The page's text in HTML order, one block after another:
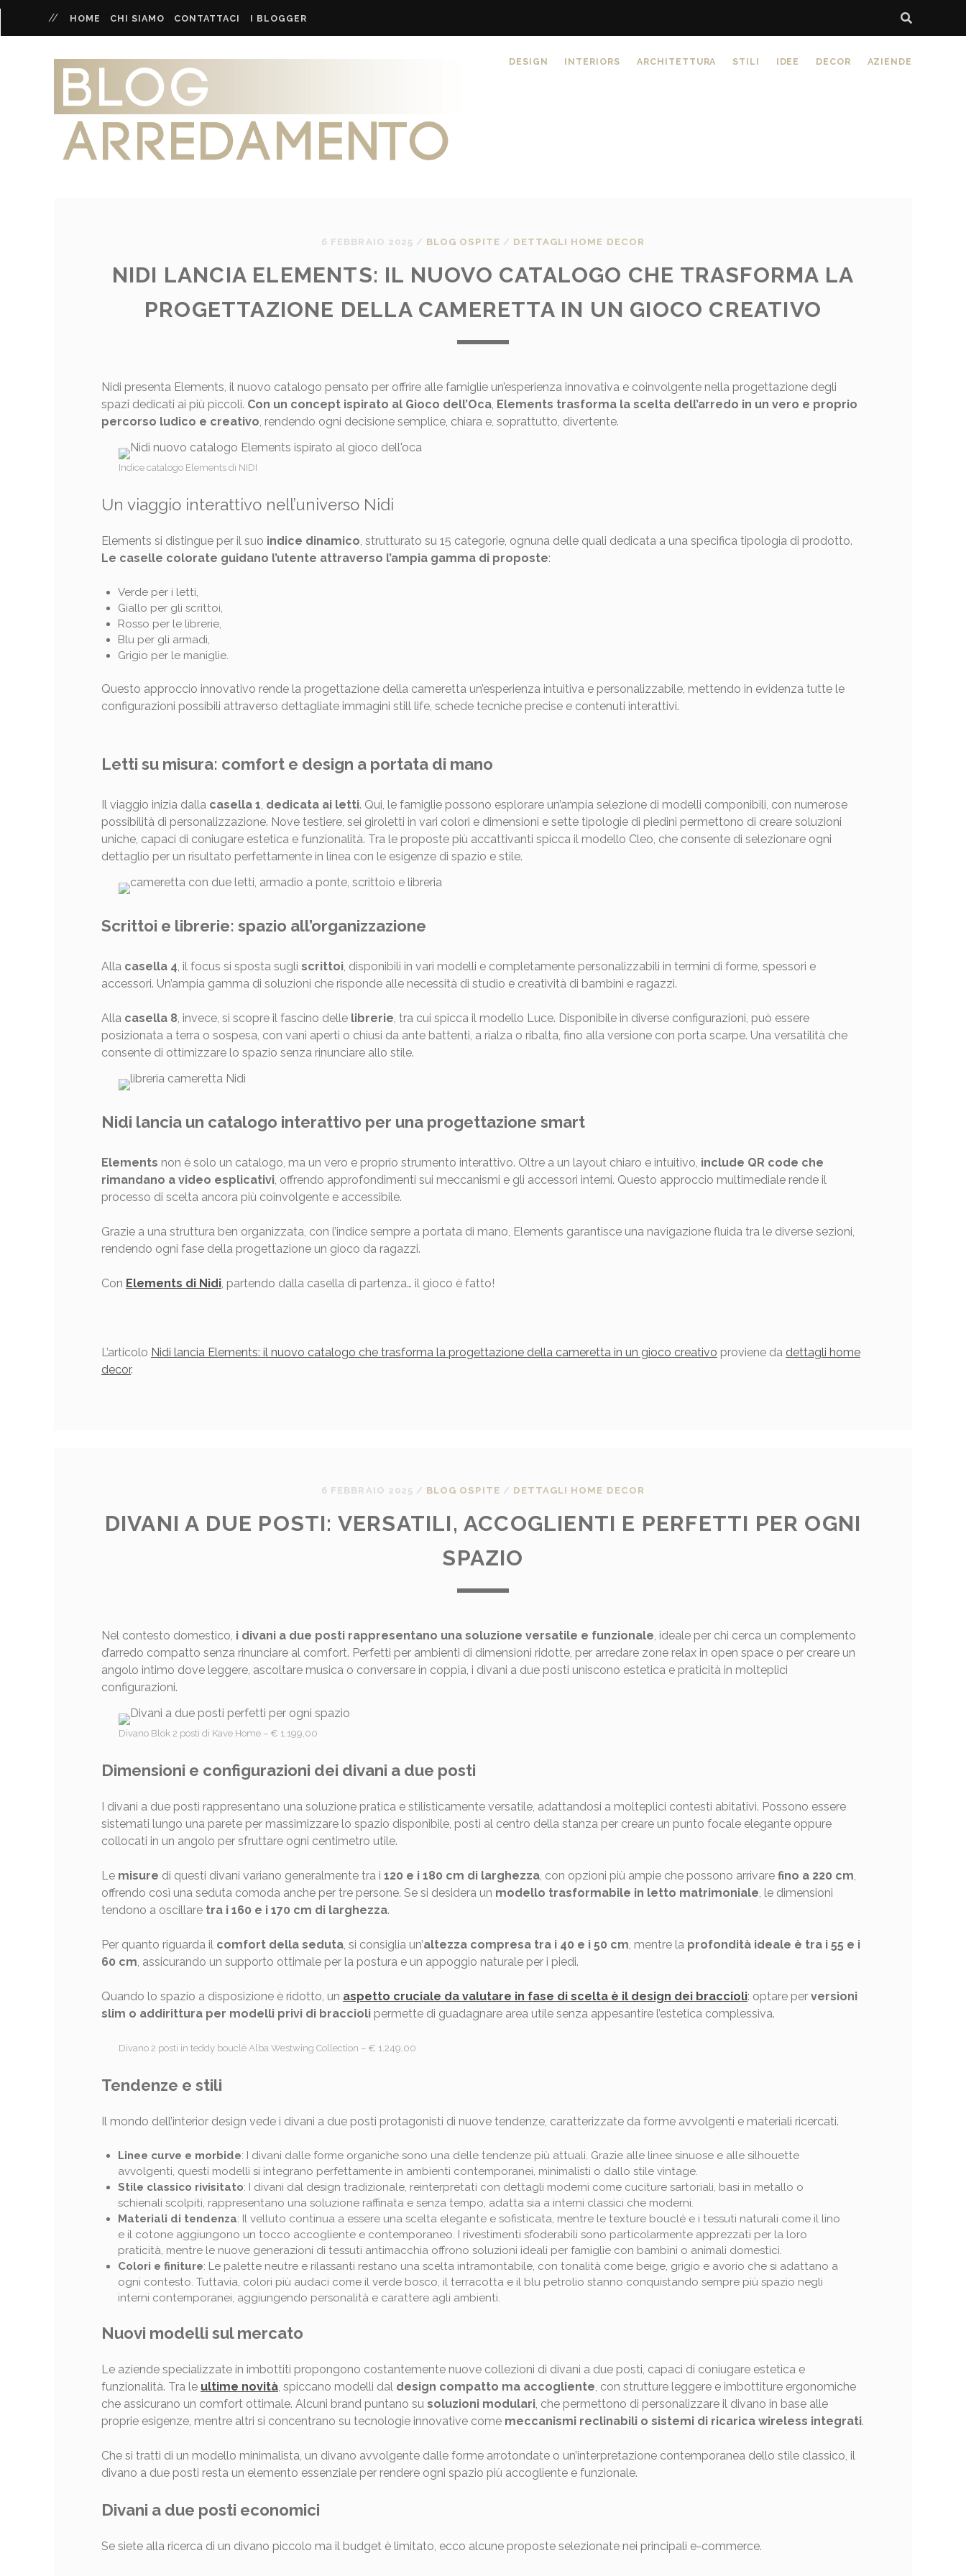
HOME CHI SIAMO CONTATTACI I BLOGGER
DESIGN INTERIORS ARCHITETTURA STILI IDEE DECOR AZIENDE
6 FEBBRAIO 2025 / BLOG OSPITE / DETTAGLI HOME DECOR
NIDI LANCIA ELEMENTS: IL NUOVO CATALOGO CHE TRASFORMA LA
PROGETTAZIONE DELLA CAMERETTA IN UN GIOCO CREATIVO
Nidi presenta Elements, il nuovo catalogo pensato per offrire alle famiglie un’esperienza innovativa e coinvolgente nella progettazione degli
spazi dedicati ai più piccoli. Con un concept ispirato al Gioco dell’Oca, Elements trasforma la scelta dell’arredo in un vero e proprio
percorso ludico e creativo , rendendo ogni decisione semplice, chiara e, soprattutto, divertente.
Indice catalogo Elements di NIDI
Un viaggio interattivo nell’universo Nidi
Elements si distingue per il suo indice dinamico , strutturato su 15 categorie, ognuna delle quali dedicata a una specifica tipologia di prodotto.
Le caselle colorate guidano l’utente attraverso l’ampia gamma di proposte:
Verde per i letti,
Giallo per gli scrittoi,
Rosso per le librerie,
Blu per gli armadi,
Grigio per le maniglie.
Questo approccio innovativo rende la progettazione della cameretta un’esperienza intuitiva e personalizzabile, mettendo in evidenza tutte le
configurazioni possibili attraverso dettagliate immagini still life, schede tecniche precise e contenuti interattivi.
Letti su misura: comfort e design a portata di mano
Il viaggio inizia dalla casella 1 dedicata ai letti. Qui, le famiglie possono esplorare un’ampia selezione di modelli componibili, con numerose
possibilità di personalizzazione. Nove testiere, sei giroletti in vari colori e dimensioni e sette tipologie di piedini permettono di creare soluzioni
uniche, capaci di coniugare estetica e funzionalità. Tra le proposte più accattivanti spicca il modello Cleo, che consente di selezionare ogni
dettaglio per un risultato perfettamente in linea con le esigenze di spazio e stile.
Scrittoi e librerie: spazio all’organizzazione
Alla casella 4 , il focus si sposta sugli scrittoi, disponibili in vari modelli e completamente personalizzabili in termini di forme, spessori e
accessori. Un’ampia gamma di soluzioni che risponde alle necessità di studio e creatività di bambini e ragazzi.
Alla casella 8 , invece, si scopre il fascino dellelibrerie , tra cui spicca il modello Luce. Disponibile in diverse configurazioni, può essere
posizionata a terra o sospesa, con vani aperti o chiusi da ante battenti, a rialza o ribalta, fino alla versione con porta scarpe. Una versatilità che
consente di ottimizzare lo spazio senza rinunciare allo stile.
Nidi lancia un catalogo interattivo per una progettazione smart
Elements non è solo un catalogo, ma un vero e proprio strumento interattivo. Oltre a un layout chiaro e intuitivo, include QR code che
rimandano a video esplicativi, offrendo approfondimenti sui meccanismi e gli accessori interni. Questo approccio multimediale rende il
processo di scelta ancora più coinvolgente e accessibile.
Grazie a una struttura ben organizzata, con l’indice sempre a portata di mano, Elements garantisce una navigazione fluida tra le diverse sezioni,
rendendo ogni fase della progettazione un gioco da ragazzi.
Con Elements di Nidi, partendo dalla casella di partenza… il gioco è fatto!
L’articolo Nidi lancia Elements: il nuovo catalogo che trasforma la progettazione della cameretta in un gioco creativo proviene da dettagli home
decor.
6 FEBBRAIO 2025 / BLOG OSPITE / DETTAGLI HOME DECOR
DIVANI A DUE POSTI: VERSATILI, ACCOGLIENTI E PERFETTI PER OGNI
SPAZIO
Nel contesto domestico, i divani a due posti rappresentano una soluzione versatile e funzionale, ideale per chi cerca un complemento
d’arredo compatto senza rinunciare al comfort. Perfetti per ambienti di dimensioni ridotte, per arredare zone relax in open space o per creare un
angolo intimo dove leggere, ascoltare musica o conversare in coppia, i divani a due posti uniscono estetica e praticità in molteplici
configurazioni.
Divano Blok 2 posti di Kave Home – € 1.199,00
Dimensioni e configurazioni dei divani a due posti
I divani a due posti rappresentano una soluzione pratica e stilisticamente versatile, adattandosi a molteplici contesti abitativi. Possono essere
sistemati lungo una parete per massimizzare lo spazio disponibile, posti al centro della stanza per creare un punto focale elegante oppure
collocati in un angolo per sfruttare ogni centimetro utile.
Le misure di questi divani variano generalmente tra i 120 e i 180 cm di larghezza, con opzioni più ampie che possono arrivarefino a 220 cm,
offrendo così una seduta comoda anche per tre persone. Se si desidera un modello trasformabile in letto matrimoniale, le dimensioni
tendono a oscillare tra i 160 e i 170 cm di larghezza.
Per quanto riguarda il comfort della seduta, si consiglia un’altezza compresa tra i 40 e i 50 cm, mentre la profondità ideale è tra i 55 e i
60 cm, assicurando un supporto ottimale per la postura e un appoggio naturale per i piedi.
Quando lo spazio a disposizione è ridotto, un aspetto cruciale da valutare in fase di scelta è il design dei braccioli: optare per versioni
slim o addirittura per modelli privi di bracciolipermette di guadagnare area utile senza appesantire l’estetica complessiva.
Divano 2 posti in teddy bouclé Alba Westwing Collection – € 1.249,00
Tendenze e stili
Il mondo dell’interior design vede i divani a due posti protagonisti di nuove tendenze, caratterizzate da forme avvolgenti e materiali ricercati.
Linee curve e morbide: I divani dalle forme organiche sono una delle tendenze più attuali. Grazie alle linee sinuose e alle silhouette
avvolgenti, questi modelli si integrano perfettamente in ambienti contemporanei, minimalisti o dallo stile vintage.
Stile classico rivisitato: I divani dal design tradizionale, reinterpretati con dettagli moderni come cuciture sartoriali, basi in metallo o
schienali scolpiti, rappresentano una soluzione raffinata e senza tempo, adatta sia a interni classici che moderni.
Materiali di tendenza: Il velluto continua a essere una scelta elegante e sofisticata, mentre le texture bouclé e i tessuti naturali come il lino
e il cotone aggiungono un tocco accogliente e contemporaneo. I rivestimenti sfoderabili sono particolarmente apprezzati per la loro
praticità, mentre le nuove generazioni di tessuti antimacchia offrono soluzioni ideali per famiglie con bambini o animali domestici.
Colori e finiture: Le palette neutre e rilassanti restano una scelta intramontabile, con tonalità come beige, grigio e avorio che si adattano a
ogni contesto. Tuttavia, colori più audaci come il verde bosco, il terracotta e il blu petrolio stanno conquistando sempre più spazio negli
interni contemporanei, aggiungendo personalità e carattere agli ambienti.
Nuovi modelli sul mercato
Le aziende specializzate in imbottiti propongono costantemente nuove collezioni di divani a due posti, capaci di coniugare estetica e
funzionalità. Tra le ultime novità, spiccano modelli dal design compatto ma accogliente , con strutture leggere e imbottiture ergonomiche
che assicurano un comfort ottimale. Alcuni brand puntano su soluzioni modulari, che permettono di personalizzare il divano in base alle
proprie esigenze, mentre altri si concentrano su tecnologie innovative come meccanismi reclinabili o sistemi di ricarica wireless integrati.
Che si tratti di un modello minimalista, un divano avvolgente dalle forme arrotondate o un’interpretazione contemporanea dello stile classico, il
divano a due posti resta un elemento essenziale per rendere ogni spazio più accogliente e funzionale.
Divani a due posti economici
Se siete alla ricerca di un divano piccolo ma il budget è limitato, ecco alcune proposte selezionate nei principali e-commerce.